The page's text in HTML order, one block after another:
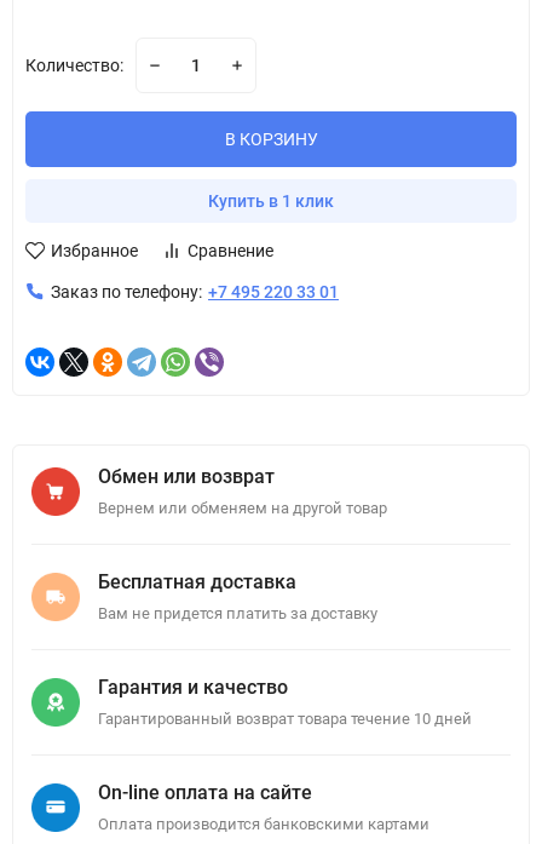
Количество:
В КОРЗИНУ
Купить в 1 клик
Избранное Сравнение
Заказ по телефону: +7 495 220 33 01
Обмен или возврат
Вернем или обменяем на другой товар
Бесплатная доставка
Вам не придется платить за доставку
Гарантия и качество
Гарантированный возврат товара течение 10 дней
On-line оплата на сайте
Оплата производится банковскими картами